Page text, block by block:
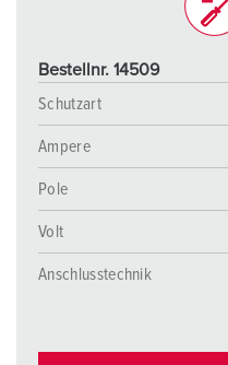
Bestellnr. 14509
Schutzart
Ampere
Pole
Volt
Anschlusstechnik